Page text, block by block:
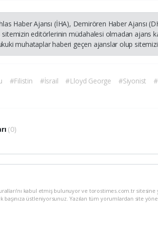
Haber Ajansı (İHA), Demirören Haber Ajansı
editörlerinin müdahalesi olmadan ajans
muhataplar haberi geçen ajanslar olup
#Filistin #İsrail #Lloyd George #Siyonist
(0)
kabul etmiş bulunuyor ve torostimes.com.tr sitesine
başınıza üstleniyorsunuz. Yazılan tüm yorumlardan site